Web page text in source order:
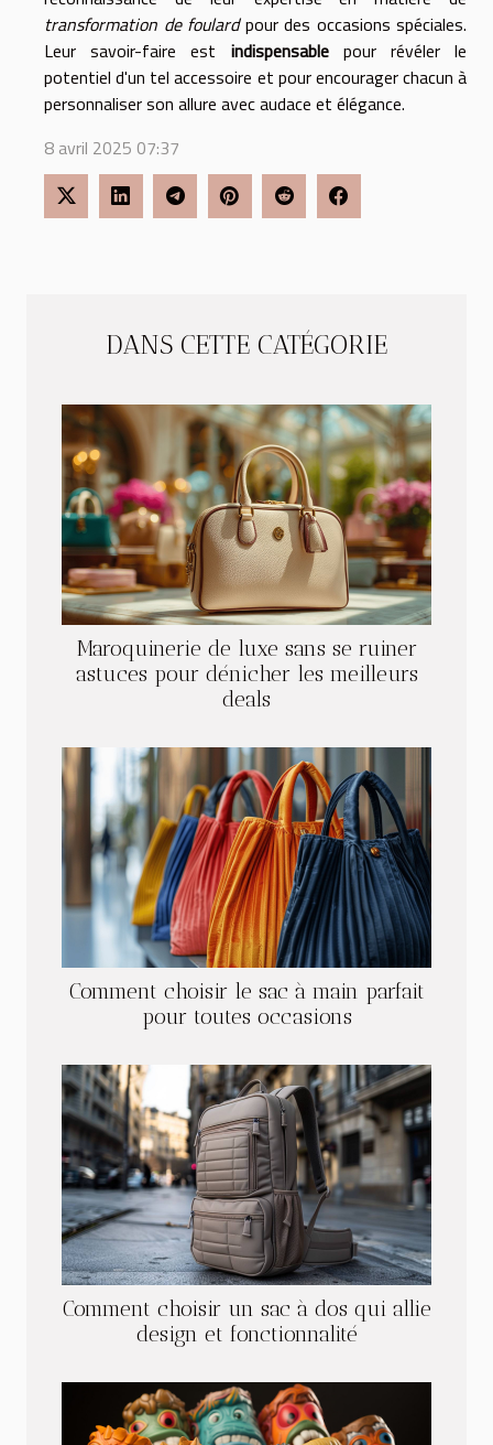
DANS CETTE CATÉGORIE
Maroquinerie de luxe sans se ruiner
astuces pour dénicher les meilleurs
deals
Comment choisir le sac à main parfait
pour toutes occasions
Comment choisir un sac à dos qui allie
design et fonctionnalité
transformation de foulardpour des occasions spéciales.
Leur savoir-faire est indispensablepour révéler le
potentiel d'un tel accessoire et pour encourager chacun à
personnaliser son allure avec audace et élégance.
8 avril 2025 07:37